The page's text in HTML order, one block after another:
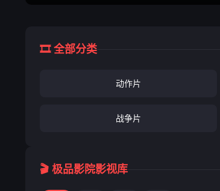
🎞️ 全部分类
动作片
战争片
🎬 极品影院影视库